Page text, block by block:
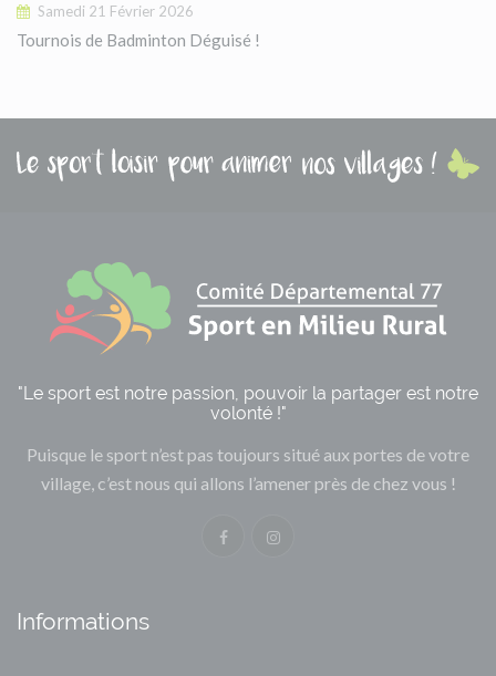
Samedi 21 Février 2026
Tournois de Badminton Déguisé !
"Le sport est notre passion, pouvoir la partager est notre
volonté !"
Puisque le sport n’est pas toujours situé aux portes de votre
village, c’est nous qui allons l’amener près de chez vous !
Informations